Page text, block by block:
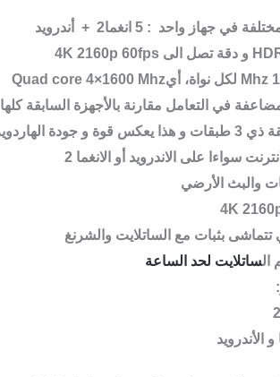
و دقة تصل الى 4K 2160p 60fps
Mhz لكل نواة، أيQuad core 4×1600 Mhz
في التعامل مقارنة بالأجهزة السابقة كلها
سواءا على الاندرويد أو الانغما 2
والبث الأرضي
4K
تتماشى بثبات مع الساتلايت والشرنغ
الساتلايت لحد الساعة
:
الأندرويد